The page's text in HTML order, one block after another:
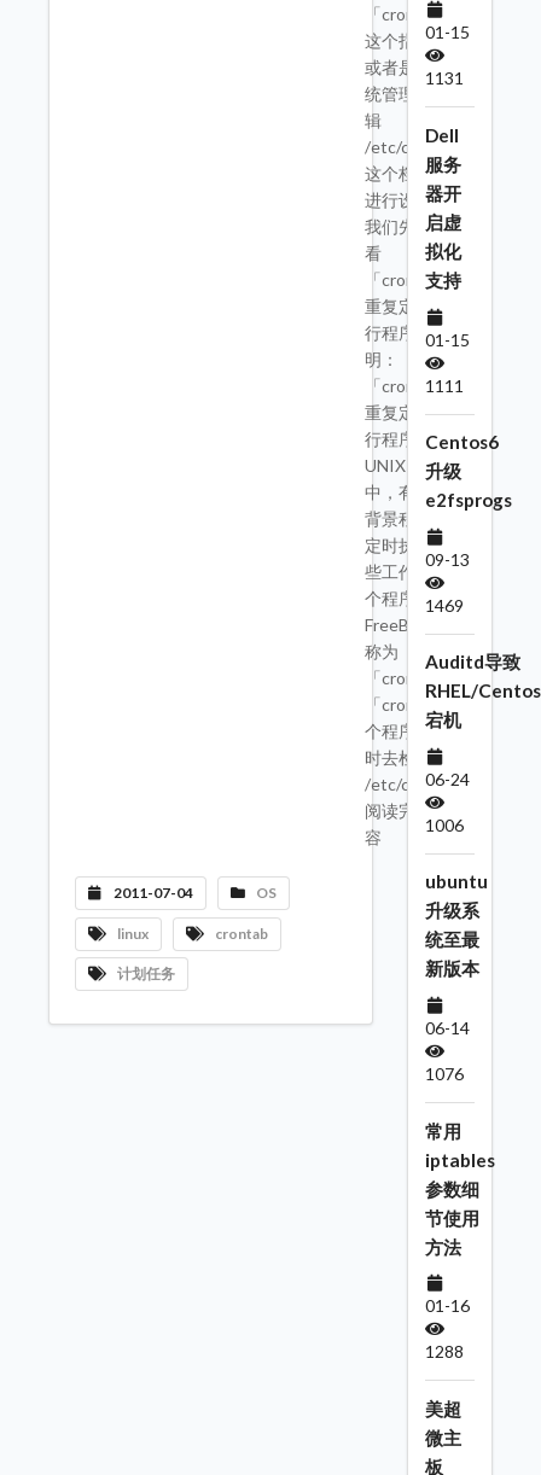
「crontab」
这个指令，
或者是由系
统管理者编
辑
/etc/crontab
这个档案来
进行设定。
我们先来看
看
「crontab」
重复定时执
行程序的说
明：
「crontab」
重复定时执
行程序在
UNIX 系统
中，有一个
背景程序会
定时执行一
些工作，这
个程序在
FreeBSD 中
称为
「cron」。
「cron」这
个程序会定
时去检查
/etc/c ---->>
阅读完整内
容
2011-07-04 OS
linux crontab
计划任务
01-15
1131
Dell
服务
器开
启虚
拟化
支持
01-15
1111
Centos6
升级
e2fsprogs
09-13
1469
Auditd导致
RHEL/Centos
宕机
06-24
1006
ubuntu
升级系
统至最
新版本
06-14
1076
常用
iptables
参数细
节使用
方法
01-16
1288
美超
微主
板